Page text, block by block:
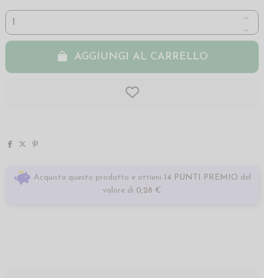
AGGIUNGI AL CARRELLO
Acquista questo prodotto e ottieni 14 PUNTI PREMIO del
valore di 0,28 €